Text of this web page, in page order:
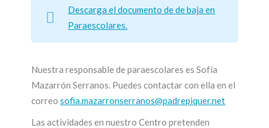
Descarga el documento de de baja en
Paraescolares.
Nuestra responsable de paraescolares es Sofía
Mazarrón Serranos. Puedes contactar con ella en el
correosofia.mazarronserranos@padrepiquer.net
Las actividades en nuestro Centro pretenden